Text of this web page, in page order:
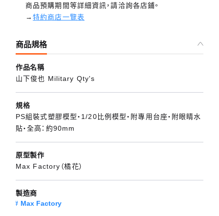
商品預購期間等詳細資訊，請洽詢各店鋪。
→特約商店一覽表
商品規格
作品名稱
山下俊也 Military Qty's
規格
PS組裝式塑膠模型・1/20比例模型・附專用台座・附眼睛水
貼・全高：約90mm
原型製作
Max Factory（橘花）
製造商
Max Factory